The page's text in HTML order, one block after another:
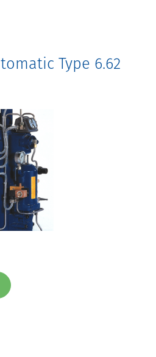
Type 6.62